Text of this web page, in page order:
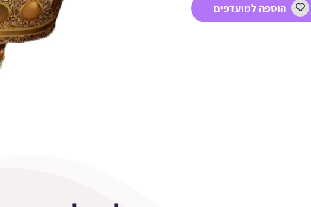
הוספה למועדפים